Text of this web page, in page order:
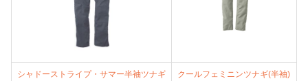
シャドーストライプ・サマー半袖ツナギ
クールフェミニンツナギ(半袖)